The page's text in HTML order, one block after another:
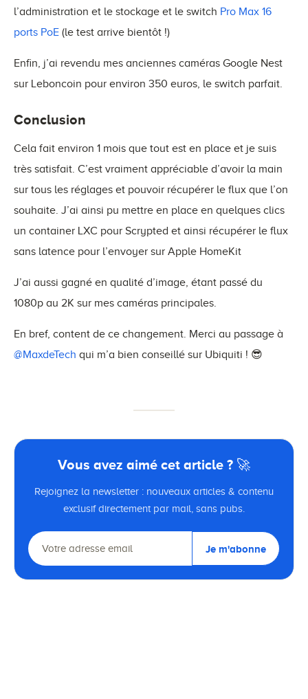
l’administration et le stockage et le switch Pro Max 16
ports PoE (le test arrive bientôt !)
Enfin, j’ai revendu mes anciennes caméras Google Nest
sur Leboncoin pour environ 350 euros, le switch parfait.
Conclusion
Cela fait environ 1 mois que tout est en place et je suis
très satisfait. C’est vraiment appréciable d’avoir la main
sur tous les réglages et pouvoir récupérer le flux que l’on
souhaite. J’ai ainsi pu mettre en place en quelques clics
un container LXC pour Scrypted et ainsi récupérer le flux
sans latence pour l’envoyer sur Apple HomeKit
J’ai aussi gagné en qualité d’image, étant passé du
1080p au 2K sur mes caméras principales.
En bref, content de ce changement. Merci au passage à
@MaxdeTech qui m’a bien conseillé sur Ubiquiti ! 😎
Vous avez aimé cet article ? 🚀
Rejoignez la newsletter : nouveaux articles & contenu
exclusif directement par mail, sans pubs.
Je m'abonne